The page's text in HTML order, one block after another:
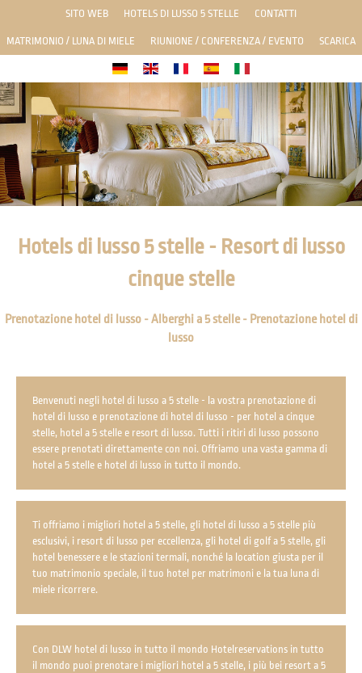
SITO WEB HOTELS DI LUSSO 5 STELLE CONTATTI
MATRIMONIO / LUNA DI MIELE RIUNIONE / CONFERENZA / EVENTO SCARICA
Hotels di lusso 5 stelle - Resort di lusso
cinque stelle
Prenotazione hotel di lusso - Alberghi a 5 stelle - Prenotazione hotel di
lusso
Benvenuti negli hotel di lusso a 5 stelle - la vostra prenotazione di
hotel di lusso e prenotazione di hotel di lusso - per hotel a cinque
stelle, hotel a 5 stelle e resort di lusso. Tutti i ritiri di lusso possono
essere prenotati direttamente con noi. Offriamo una vasta gamma di
hotel a 5 stelle e hotel di lusso in tutto il mondo.
Ti offriamo i migliori hotel a 5 stelle, gli hotel di lusso a 5 stelle più
esclusivi, i resort di lusso per eccellenza, gli hotel di golf a 5 stelle, gli
hotel benessere e le stazioni termali, nonché la location giusta per il
tuo matrimonio speciale, il tuo hotel per matrimoni e la tua luna di
miele ricorrere.
Con DLW hotel di lusso in tutto il mondo Hotelreservations in tutto
il mondo puoi prenotare i migliori hotel a 5 stelle, i più bei resort a 5